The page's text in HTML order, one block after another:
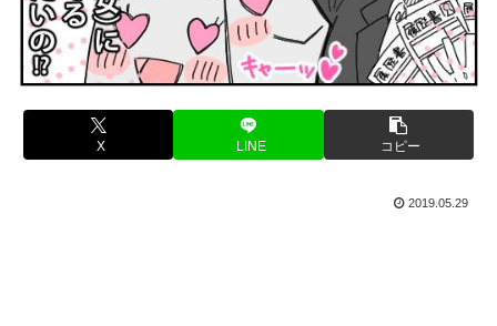
X LINE コピー
2019.05.29